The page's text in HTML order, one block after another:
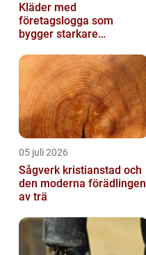
Kläder med
företagslogga som
bygger starkare
05 juli 2026
Sågverk kristianstad och
den moderna förädlingen
av trä